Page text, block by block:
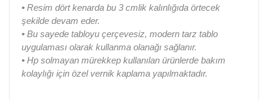
• Resim dört kenarda bu 3 cmlik kalınlığıda örtecek
şekilde devam eder.
• Bu sayede tabloyu çerçevesiz, modern tarz tablo
uygulaması olarak kullanma olanağı sağlanır.
• Hp solmayan mürekkep kullanılan ürünlerde bakım
kolaylığı için özel vernik kaplama yapılmaktadır.